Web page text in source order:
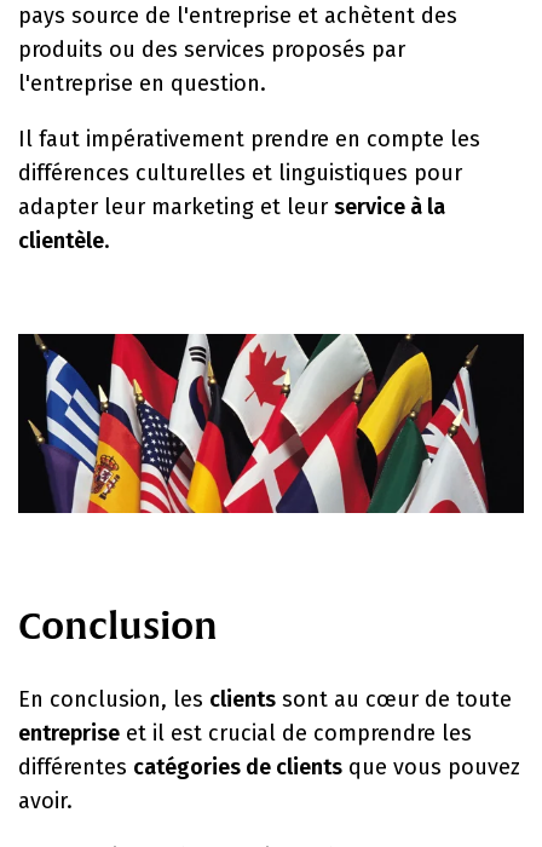
pays source de l'entreprise et achètent des
produits ou des services proposés par
l'entreprise en question.
Il faut impérativement prendre en compte les
différences culturelles et linguistiques pour
adapter leur marketing et leur service à la
clientèle.
Conclusion
En conclusion, les clients sont au cœur de toute
entreprise et il est crucial de comprendre les
différentes catégories de clients que vous pouvez
avoir.